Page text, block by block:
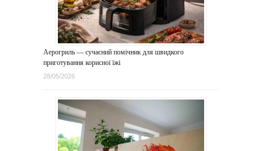
Аерогриль — сучасний помічник для швидкого
приготування корисної їжі
28/05/2026